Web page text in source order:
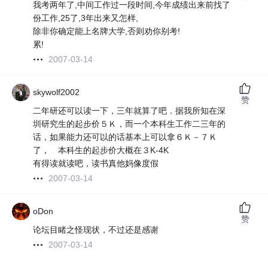
我考两年了,中间工作过一段时间,今年成绩出来前找了
份工作,25了,3年出来又怎样,
除非你确定能上名牌大学,否则劝你别考!
累!
2007-03-14
skywolf2002
二年研还可以读一下，三年就算了吧．据我所知在深
圳研究生的起步价５Ｋ，而一个本科生工作二三年的
话，如果能力还可以的话基本上可以拿６Ｋ－７Ｋ
了， 本科生的起步价大概在３K-4K
有得读就读吧，读书真他妈像度假
2007-03-14
赞
oDon
论坛目睹之怪现状，不过还是感谢
2007-03-14
赞